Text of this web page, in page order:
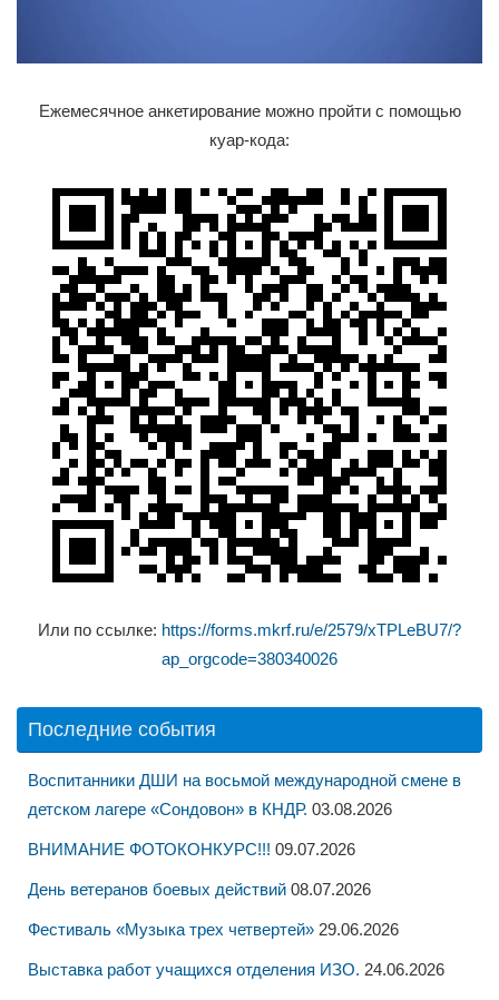
Ежемесячное анкетирование можно пройти с помощью
куар-кода:
Или по ссылке: https://forms.mkrf.ru/e/2579/xTPLeBU7/?
ap_orgcode=380340026
Последние события
Воспитанники ДШИ на восьмой международной смене в
детском лагере «Сондовон» в КНДР. 03.08.2026
ВНИМАНИЕ ФОТОКОНКУРС!!! 09.07.2026
День ветеранов боевых действий 08.07.2026
Фестиваль «Музыка трех четвертей» 29.06.2026
Выставка работ учащихся отделения ИЗО. 24.06.2026